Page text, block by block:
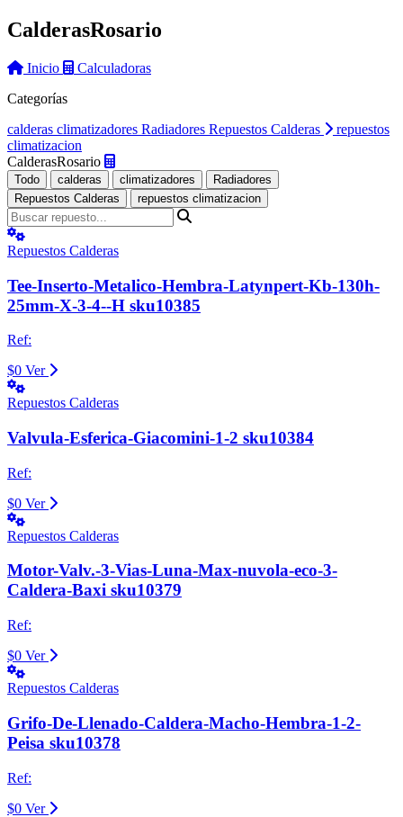
CalderasRosario
Inicio
Calculadoras
Categorías
calderas climatizadores Radiadores Repuestos Calderas
repuestos
climatizacion
CalderasRosario
Todo calderas climatizadores
Radiadores
Repuestos Calderas
repuestos climatizacion
Repuestos Calderas
Tee-Inserto-Metalico-Hembra-Latynpert-Kb-130h-
25mm-X-3-4--H sku10385
Ref:
$0 Ver
Repuestos Calderas
Valvula-Esferica-Giacomini-1-2 sku10384
Ref:
$0 Ver
Repuestos Calderas
Motor-Valv.-3-Vias-Luna-Max-nuvola-eco-3-
Caldera-Baxi sku10379
Ref:
$0 Ver
Repuestos Calderas
Grifo-De-Llenado-Caldera-Macho-Hembra-1-2-
Peisa sku10378
Ref:
$0 Ver